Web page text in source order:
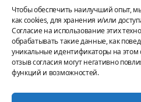
Чтобы обеспечить наилучший опыт,
как cookies, для хранения и/или
Согласие на использование этих
обрабатывать такие данные, как
уникальные идентификаторы на этом
отзыв согласия могут негативно
функций и возможностей.
совет, налоговый совет или
продаже или торговле каким-
Вы несёте исключительную
решения.